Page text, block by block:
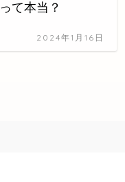
て本当？
2024年1月16日